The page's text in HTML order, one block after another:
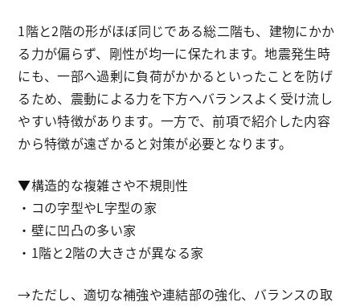
1階と2階の形がほぼ同じである総二階も、建物にかか
る力が偏らず、剛性が均一に保たれます。地震発生時
にも、一部へ過剰に負荷がかかるといったことを防げ
るため、震動による力を下方へバランスよく受け流し
やすい特徴があります。一方で、前項で紹介した内容
から特徴が遠ざかると対策が必要となります。
▼構造的な複雑さや不規則性
・コの字型やL字型の家
・壁に凹凸の多い家
・1階と2階の大きさが異なる家
→ただし、適切な補強や連結部の強化、バランスの取